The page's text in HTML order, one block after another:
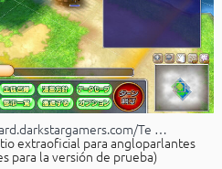
Te …
extraoficial para angloparlantes
para la versión de prueba)